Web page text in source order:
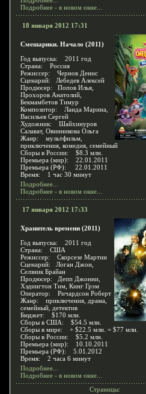
Подробнее - в новом окне...
18 января 2012 17:31
Смешарики. Начало (2011)
Год выпуска: 2011 год
Страна: Россия
Режиссер: Чернов Денис
Сценарий: Лебедев Алексей
Продюсер: Попов Илья,
Прохоров Анатолий,
Бекмамбетов Тимур
Композитор: Ланда Марина,
Васильев Сергей
Художник: Шайхинуров
Салават, Овинникова Ольга
Жанр: мультфильм,
приключения, комедия, семейный
Сборы в России: $8.3 млн.
Премьера (мир): 22.01.2011
Премьера (РФ): 22.01.2011
Время: 1 час 30 минут
Подробнее...
Подробнее - в новом окне...
17 января 2012 17:33
Хранитель времени (2011)
Год выпуска: 2011 год
Страна: США
Режиссер: Скорсезе Мартин
Сценарий: Логан Джон,
Селзник Брайан
Продюсер: Депп Джонни,
Хэдингтон Тим, Кинг Грэм
Оператор: Ричардсон Роберт
Жанр: приключения, драма,
семейный, детектив
Бюджет: $170 млн.
Сборы в США: $54.5 млн.
Сборы в мире: + $22.5 млн. = $77 млн.
Сборы в России: $5.2 млн.
Премьера (мир): 10.10.2011
Премьера (РФ): 5.01.2012
Время: 2 часа 6 минут
Подробнее...
Подробнее - в новом окне...
Страницы: